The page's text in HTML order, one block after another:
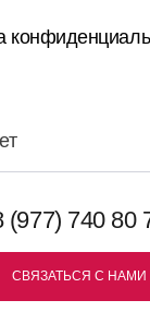
(977) 740 80
СВЯЗАТЬСЯ С НАМИ